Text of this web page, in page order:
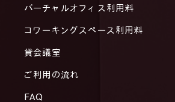
バーチャルオフィス利用料
コワーキングスペース利用料
貸会議室
ご利用の流れ
FAQ